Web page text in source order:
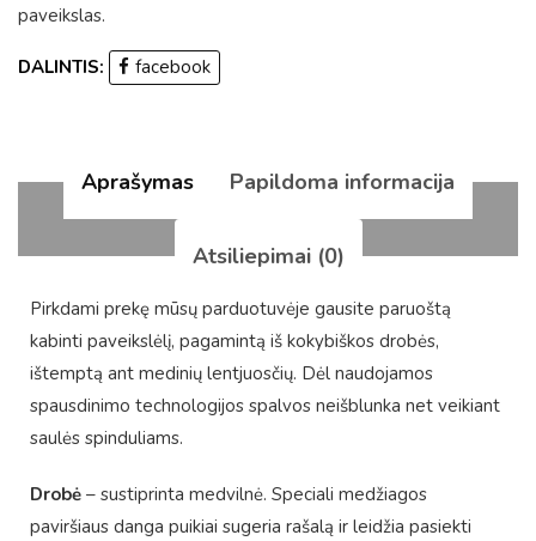
paveikslas.
DALINTIS: facebook
Aprašymas Papildoma informacija
Atsiliepimai (0)
Pirkdami prekę mūsų parduotuvėje gausite paruoštą
kabinti paveikslėlį, pagamintą iš kokybiškos drobės,
ištemptą ant medinių lentjuosčių. Dėl naudojamos
spausdinimo technologijos spalvos neišblunka net veikiant
saulės spinduliams.
Drobė – sustiprinta medvilnė. Speciali medžiagos
paviršiaus danga puikiai sugeria rašalą ir leidžia pasiekti